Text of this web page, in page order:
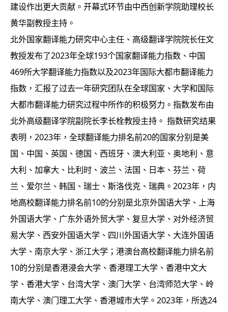
建设作出更大贡献。开幕式环节由中西创新学院助理校长
黄华副教授主持。
北外国家翻译能力研究中心主任、高级翻译学院院长任文
教授发布了2023年全球193个国家翻译能力指数、中国
469所大学翻译能力指数以及2023年国际大都市翻译能力
指数，汇报了过去一年研究团队在全球国家、大学和国际
大都市翻译能力研究过程中所作的积极努力。指数发布由
北外高级翻译学院副院长李长栓教授主持。 指数研究结果
表明，2023年，全球翻译能力排名前20的国家分别是美
国、中国、英国、德国、西班牙、澳大利亚、奥地利、意
大利、加拿大、比利时、波兰、法国、日本、芬兰、荷
兰、爱尔兰、韩国、瑞士、斯洛伐克、瑞典。2023年，内
地高校翻译能力排名前10的分别是北京外国语大学、上海
外国语大学、广东外语外贸大学、复旦大学、对外经济贸
易大学、西安外国语大学、四川外国语大学、大连外国语
大学、南京大学、浙江大学；港澳台高校翻译能力排名前
10的分别是香港浸会大学、香港理工大学、香港中文大
学、香港大学、台湾大学、澳门大学、台湾师范大学、岭
南大学、澳门理工大学、香港城市大学。2023年，所选24